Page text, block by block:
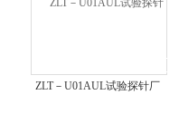
ZLT－U01AUL试验探针厂